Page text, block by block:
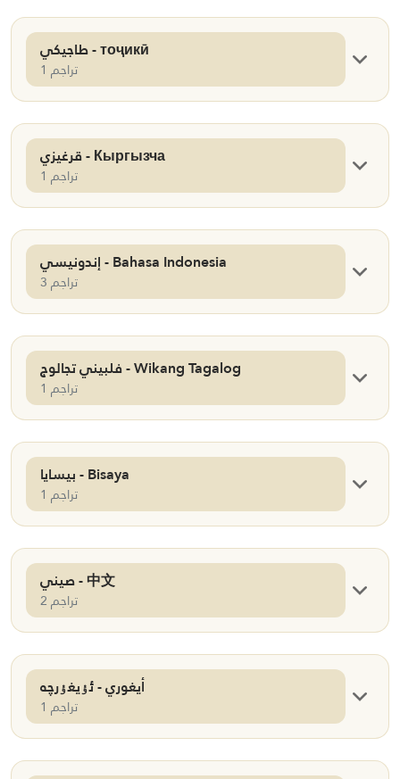
طاجيكي - тоҷикӣ
1 تراجم
قرغيزي - Кыргызча
1 تراجم
إندونيسي - Bahasa Indonesia
3 تراجم
فلبيني تجالوج - Wikang Tagalog
1 تراجم
بيسايا - Bisaya
1 تراجم
صيني - 中文
2 تراجم
أيغوري - ئۇيغۇرچە
1 تراجم